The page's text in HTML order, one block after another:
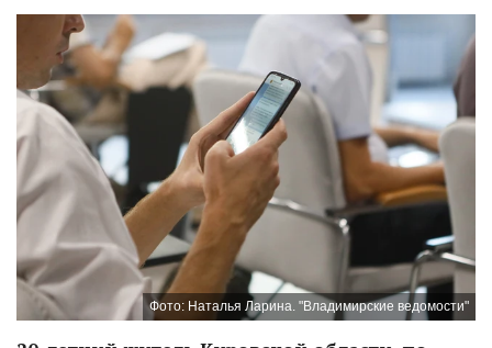
Фото: Наталья Ларина. "Владимирские ведомости"